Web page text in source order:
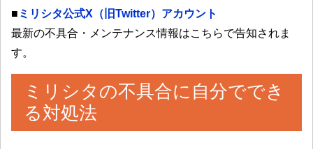
■ ミリシタ公式X（旧Twitter）アカウント
最新の不具合・メンテナンス情報はこちらで告知されま
す。
ミリシタの不具合に自分ででき
る対処法